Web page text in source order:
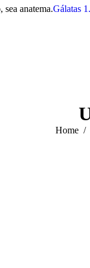
anatema.Gálatas
You are
Home